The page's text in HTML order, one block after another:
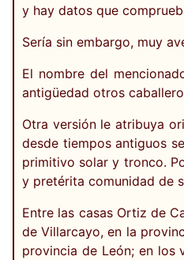
y hay datos que
Sería sin embargo, muy
El nombre del
antigüedad otros
Otra versión le atribuya
desde tiempos antiguos
primitivo solar y tronco.
y pretérita comunidad de
Entre las casas Ortiz de
de Villarcayo, en la
provincia de León; en los